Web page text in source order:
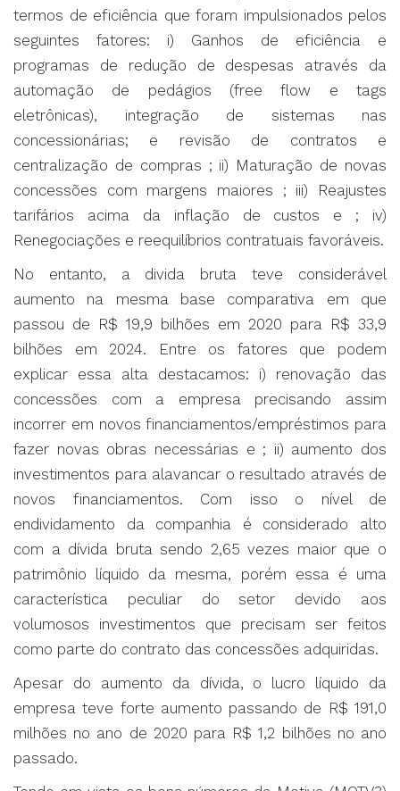
termos de eficiência que foram impulsionados pelos
seguintes fatores: i) Ganhos de eficiência e
programas de redução de despesas através da
automação de pedágios (free flow e tags
eletrônicas), integração de sistemas nas
concessionárias; e revisão de contratos e
centralização de compras ; ii) Maturação de novas
concessões com margens maiores ; iii) Reajustes
tarifários acima da inflação de custos e ; iv)
Renegociações e reequilíbrios contratuais favoráveis.
No entanto, a divida bruta teve considerável
aumento na mesma base comparativa em que
passou de R$ 19,9 bilhões em 2020 para R$ 33,9
bilhões em 2024. Entre os fatores que podem
explicar essa alta destacamos: i) renovação das
concessões com a empresa precisando assim
incorrer em novos financiamentos/empréstimos para
fazer novas obras necessárias e ; ii) aumento dos
investimentos para alavancar o resultado através de
novos financiamentos. Com isso o nível de
endividamento da companhia é considerado alto
com a dívida bruta sendo 2,65 vezes maior que o
patrimônio líquido da mesma, porém essa é uma
característica peculiar do setor devido aos
volumosos investimentos que precisam ser feitos
como parte do contrato das concessões adquiridas.
Apesar do aumento da dívida, o lucro líquido da
empresa teve forte aumento passando de R$ 191,0
milhões no ano de 2020 para R$ 1,2 bilhões no ano
passado.